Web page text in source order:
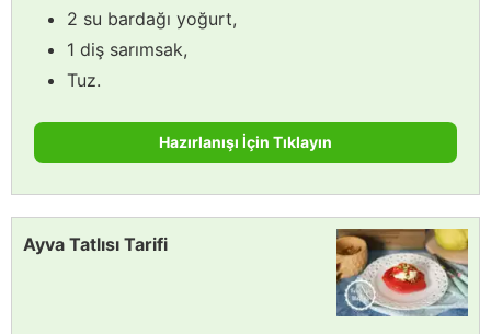
2 su bardağı yoğurt,
1 diş sarımsak,
Tuz.
Hazırlanışı İçin Tıklayın
Ayva Tatlısı Tarifi